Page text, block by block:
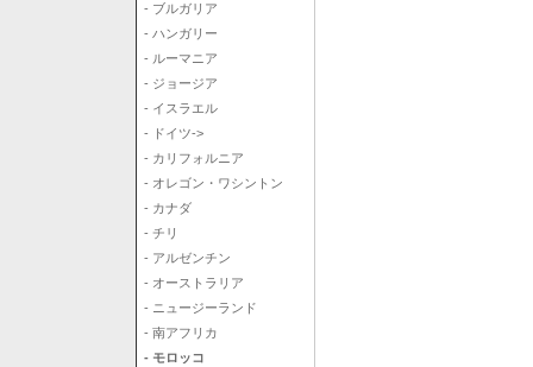
- ブルガリア
- ハンガリー
- ルーマニア
- ジョージア
- イスラエル
- ドイツ->
- カリフォルニア
- オレゴン・ワシントン
- カナダ
- チリ
- アルゼンチン
- オーストラリア
- ニュージーランド
- 南アフリカ
- モロッコ